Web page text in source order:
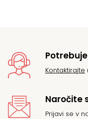
Kontaktirajte
Naročite
Prijavi se v